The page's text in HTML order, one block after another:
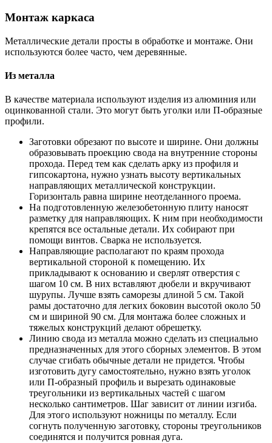
Монтаж каркаса
Металлические детали просты в обработке и монтаже. Они
используются более часто, чем деревянные.
Из металла
В качестве материала используют изделия из алюминия или
оцинкованной стали. Это могут быть уголки или П-образные
профили.
Заготовки обрезают по высоте и ширине. Они должны
образовывать проекцию свода на внутренние стороны
прохода. Перед тем как сделать арку из профиля и
гипсокартона, нужно узнать высоту вертикальных
направляющих металлической конструкции.
Горизонталь равна ширине неотделанного проема.
На подготовленную железобетонную плиту наносят
разметку для направляющих. К ним при необходимости
крепятся все остальные детали. Их собирают при
помощи винтов. Сварка не используется.
Направляющие располагают по краям прохода
вертикальной стороной к помещению. Их
прикладывают к основанию и сверлят отверстия с
шагом 10 см. В них вставляют дюбели и вкручивают
шурупы. Лучше взять саморезы длиной 5 см. Такой
рамы достаточно для легких боковин высотой около 50
см и шириной 90 см. Для монтажа более сложных и
тяжелых конструкций делают обрешетку.
Линию свода из металла можно сделать из специально
предназначенных для этого сборных элементов. В этом
случае сгибать обычные детали не придется. Чтобы
изготовить дугу самостоятельно, нужно взять уголок
или П-образный профиль и вырезать одинаковые
треугольники из вертикальных частей с шагом
несколько сантиметров. Шаг зависит от линии изгиба.
Для этого используют ножницы по металлу. Если
согнуть полученную заготовку, стороны треугольников
соединятся и получится ровная дуга.